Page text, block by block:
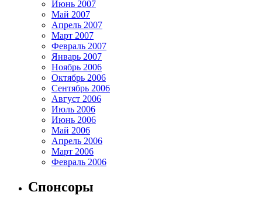
Июнь 2007
Май 2007
Апрель 2007
Март 2007
Февраль 2007
Январь 2007
Ноябрь 2006
Октябрь 2006
Сентябрь 2006
Август 2006
Июль 2006
Июнь 2006
Май 2006
Апрель 2006
Март 2006
Февраль 2006
Спонсоры